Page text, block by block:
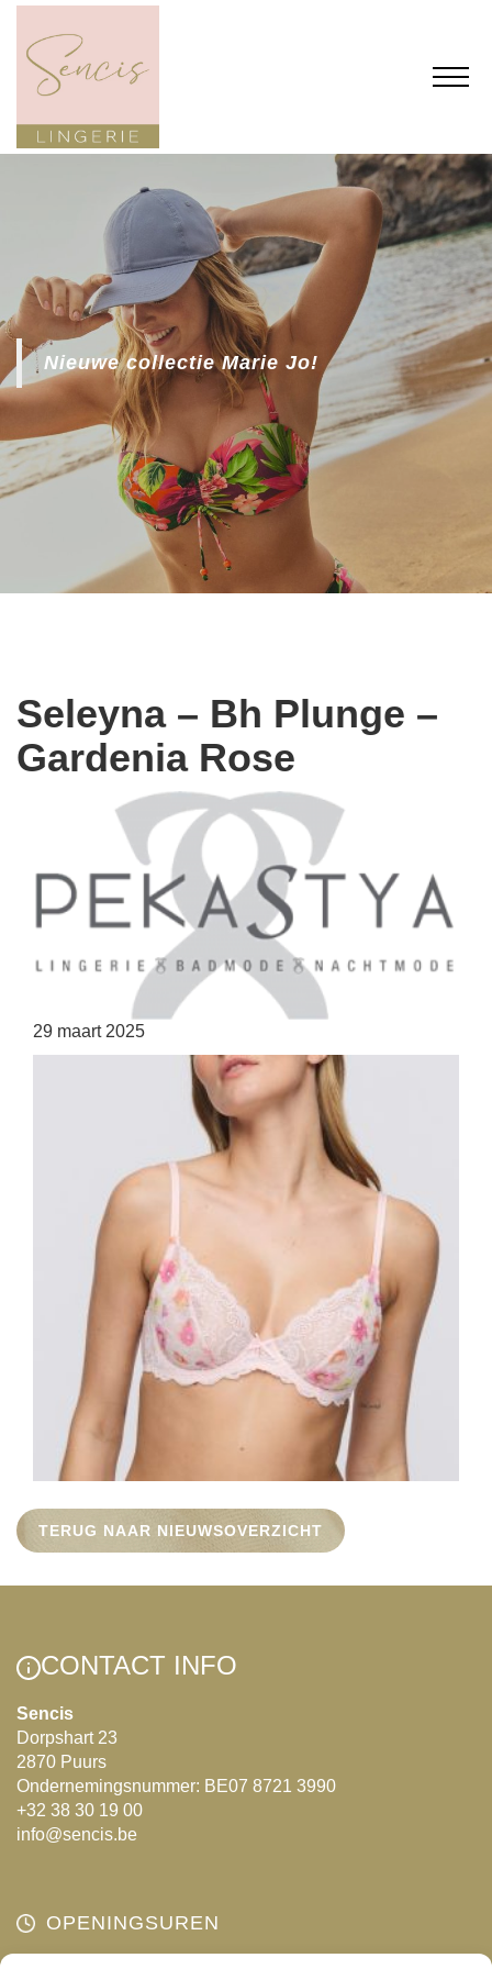
HOME
SHOP
OVER ONS
CONTACT
Nieuwe collectie Marie Jo!
Seleyna – Bh Plunge –
Gardenia Rose
29 maart 2025
TERUG NAAR NIEUWSOVERZICHT
CONTACT INFO
Sencis
Dorpshart 23
2870 Puurs
Ondernemingsnummer: BE07 8721 3990
+32 38 30 19 00
info@sencis.be
OPENINGSUREN